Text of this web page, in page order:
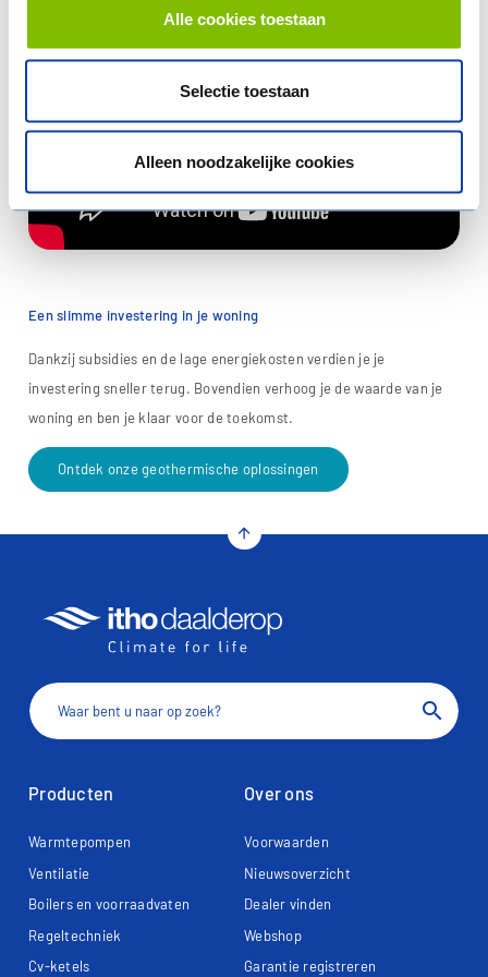
Alle cookies toestaan
Selectie toestaan
Alleen noodzakelijke cookies
Een slimme investering in je woning
Dankzij subsidies en de lage energiekosten verdien je je
investering sneller terug. Bovendien verhoog je de waarde van je
woning en ben je klaar voor de toekomst.
Ontdek onze geothermische oplossingen
arrow_upward
search
Producten
Warmtepompen
Ventilatie
Boilers en voorraadvaten
Regeltechniek
Cv-ketels
Over ons
Voorwaarden
Nieuwsoverzicht
Dealer vinden
Webshop
Garantie registreren